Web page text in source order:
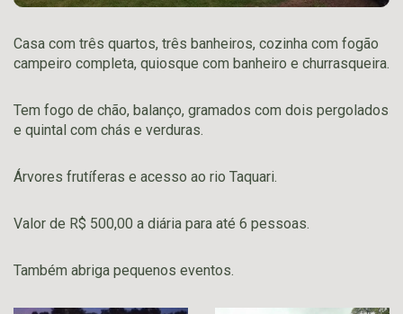
Casa com três quartos, três banheiros, cozinha com fogão
campeiro completa, quiosque com banheiro e churrasqueira.
Tem fogo de chão, balanço, gramados com dois pergolados
e quintal com chás e verduras.
Árvores frutíferas e acesso ao rio Taquari.
Valor de R$ 500,00 a diária para até 6 pessoas.
Também abriga pequenos eventos.